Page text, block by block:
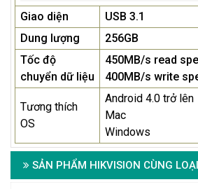
Giao diện
USB 3.1
Dung lượng
256GB
Tốc độ
chuyển dữ liệu
450MB/s read
400MB/s write
Tương thích
OS
Android 4.0 trở lên
Mac
Windows
SẢN PHẨM HIKVISION CÙNG LOẠI